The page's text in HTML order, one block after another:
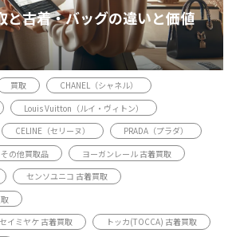
と古着・バッグの違いと価値
買取
CHANEL（シャネル）
Louis Vuitton（ルイ・ヴィトン）
CELINE（セリーヌ）
PRADA（プラダ）
その他買取品
ヨーガンレール 古着買取
センソユニコ 古着買取
イミヤケ 古着買取
トッカ(TOCCA) 古着買取